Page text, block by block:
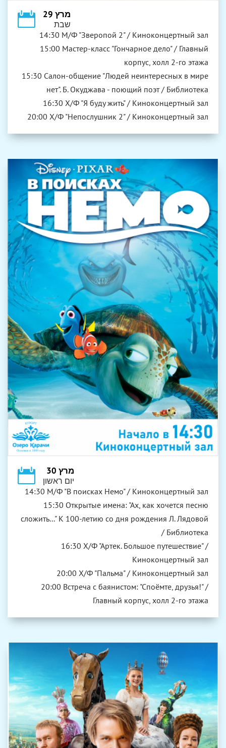
מרץ 29
שבת
14:30 М/Ф "Зверопой 2" / Киноконцертный зал
15:00 Мастер-класс "Гончарное дело" / Главный
корпус, холл 2-го этажа
15:30 Салон-общение "Людей неинтересных в мире
нет". Б. Окуджава - поющий поэт / Библиотека
16:30 Х/Ф "Я буду жить" / Киноконцертный зал
20:00 Х/Ф "Непослушник 2" / Киноконцертный зал
מרץ 30
יום ראשון
14:30 М/Ф "В поисках Немо" / Киноконцертный зал
15:30 Открытые имена: "Ах, как хочется песню
сложить..." К 100-летию со дня рождения Л. Лядовой
/ Библиотека
16:30 Х/Ф "Артек. Большое путешествие" /
Киноконцертный зал
20:00 Х/Ф "Пальма" / Киноконцертный зал
20:00 Встреча с баянистом: "Споёмте, друзья!" /
Главный корпус, холл 2-го этажа